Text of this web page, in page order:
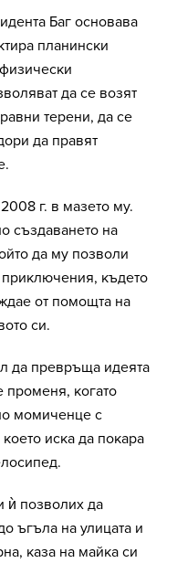
Баг основава
планински
да се возят
терени, да се
да правят
г. в мазето му.
създаването на
да му позволи
където
от помощта на
си.
да превръща идеята
променя, когато
момиченце с
иска да покара
ѝ позволих да
ъгъла на улицата и
каза на майка си